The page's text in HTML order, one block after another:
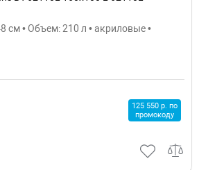
см • Объем: 210 л • акриловые •
125 550 р. по
промокоду